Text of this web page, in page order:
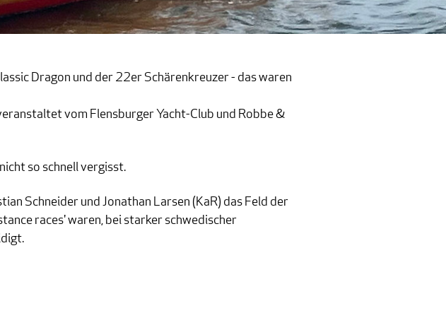
und Jonathan Larsen – startete den Juli mit einem Sieg beim 22er Skerry Cruiser World Cup in Flensburg!
Dragon und der 22er Schärenkreuzer - das waren
vom Flensburger Yacht-Club und Robbe &
so schnell vergisst.
Schneider und Jonathan Larsen (KaR) das Feld der
races' waren, bei starker schwedischer